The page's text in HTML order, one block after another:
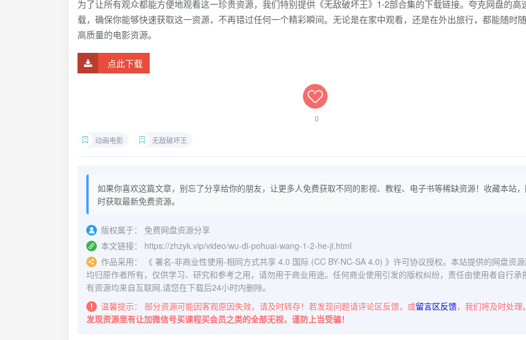
为了让所有观众都能方便地观看这一珍贵资源，我们特别提供《无敌破坏王》1-2部合集的下载链接。夸克网盘的高
载，确保你能够快速获取这一资源，不再错过任何一个精彩瞬间。无论是在家中观看，还是在外出旅行，都能随时
高质量的电影资源。
点此下载
0
动画电影 无敌破坏王
如果你喜欢这篇文章，别忘了分享给你的朋友，让更多人免费获取不同的影视、教程、电子书等稀缺资源！收藏本站
时获取最新免费资源。
版权属于：
免费网盘资源分享
本文链接：
https://zhzyk.vip/video/wu-di-pohuai-wang-1-2-he-ji.html
作品采用：
《 署名-非商业性使用-相同方式共享 4.0 国际 (CC BY-NC-SA 4.0) 》许可协议授权。本站提供的网盘资
均归原作者所有，仅供学习、研究和参考之用，请勿用于商业用途。任何商业使用引发的版权纠纷，责任由使用者自行承
有资源均来自互联网,请您在下载后24小时内删除。
温馨提示：
部分资源可能因客观原因失效，请及时转存！若发现问题请评论区反馈，或留言区反馈，我们将及时处理。
发现资源里有让加微信号买课程买会员之类的全部无视，谨防上当受骗！